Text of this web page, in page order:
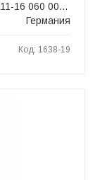
11-16 060 0017/HD
Германия
Код: 1638-19